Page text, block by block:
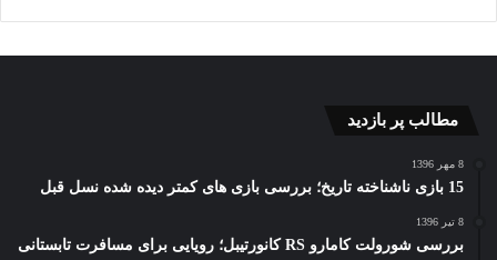
مطالب پر بازدید
8 مهر 1396
15 بازی ناشناخته تاریخ؛ بررسی بازی های کمتر دیده شده نسل قبل
8 تیر 1396
بررسی شورولت کامارو RS کانورتیبل؛ رویایی برای مسافرت تابستانی